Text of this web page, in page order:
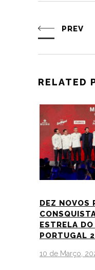
PREV
RELATED
DEZ NOVOS
ESTRELA
PORTUGAL
10 de Março,